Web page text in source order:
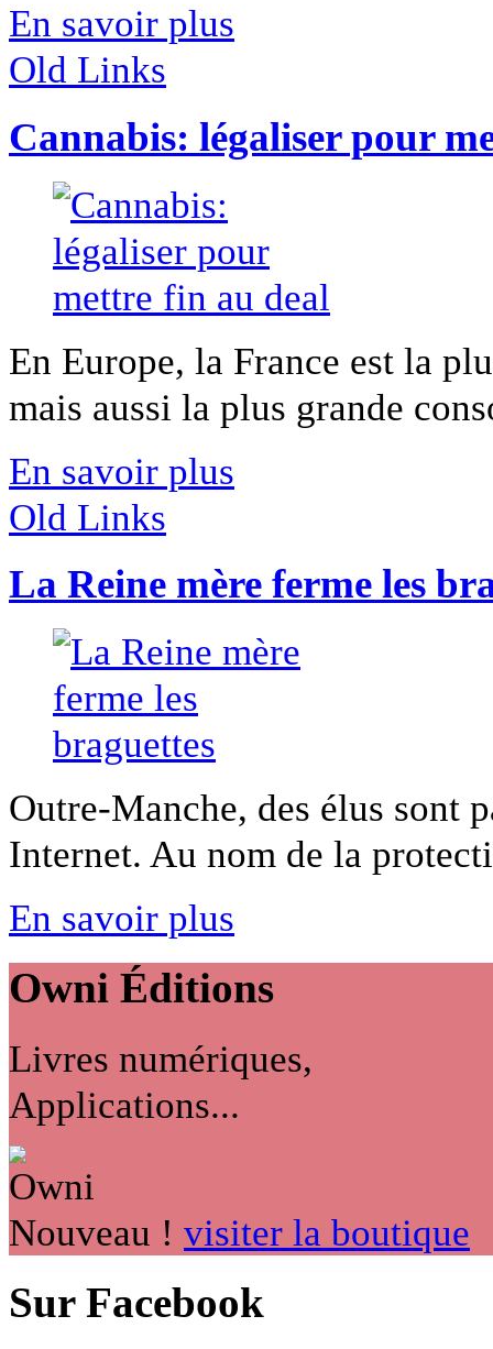
En savoir plus
Old Links
Cannabis: légaliser pour
En Europe, la France est la
mais aussi la plus grande
En savoir plus
Old Links
La Reine mère ferme les
Outre-Manche, des élus sont
Internet. Au nom de la
En savoir plus
Owni Éditions
Livres numériques,
Applications...
Nouveau ! visiter la boutique
Sur Facebook